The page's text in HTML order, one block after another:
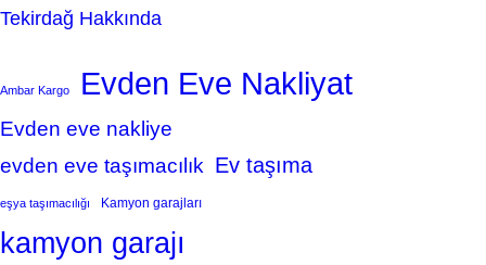
Tekirdağ Hakkında
Ambar Kargo Evden Eve Nakliyat
Evden eve nakliye
evden eve taşımacılık Ev taşıma
eşya taşımacılığı Kamyon garajları
kamyon garajı